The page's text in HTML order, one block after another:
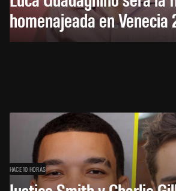
homenajeada en
HACE 10 HORAS